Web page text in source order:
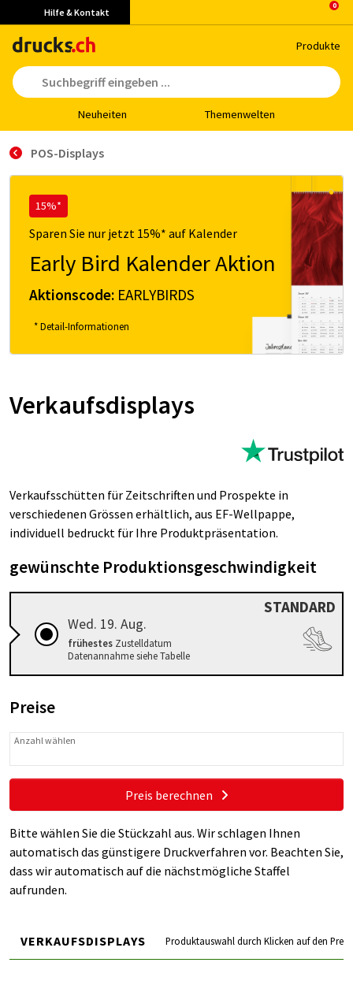
Hilfe & Kontakt
Pro­duk­te
Neu­hei­ten The­men­wel­ten
POS-Displays
15%*
Sparen Sie nur jetzt 15%* auf Kalender
Early Bird Kalender Aktion
Aktionscode: EARLYBIRDS
* Detail-Informationen
Ver­kaufs­dis­plays
Verkaufsschütten für Zeitschriften und Prospekte in
verschiedenen Grössen erhältlich, aus EF-Wellpappe,
individuell bedruckt für Ihre Produktpräsentation.
gewünschte Produktionsgeschwindigkeit
Wed. 19. Aug.
frühestes Zustelldatum
Datenannahme siehe Tabelle
STANDARD
Preise
Anzahl wählen
Preis berechnen
Bitte wählen Sie die Stückzahl aus. Wir schlagen Ihnen
automatisch das günstigere Druckverfahren vor. Beachten Sie,
dass wir automatisch auf die nächstmögliche Staffel
aufrunden.
VERKAUFSDISPLAYS Produktauswahl durch Klicken auf den Preis